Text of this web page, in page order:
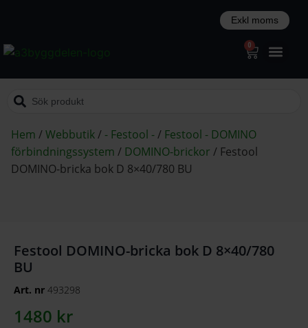
0
Hem /Webbutik/ - Festool -/ Festool - DOMINO
förbindningssystem / DOMINO-brickor / Festool
DOMINO-bricka bok D 8×40/780 BU
Festool DOMINO-bricka bok D 8×40/780
BU
Art. nr 493298
1480 kr